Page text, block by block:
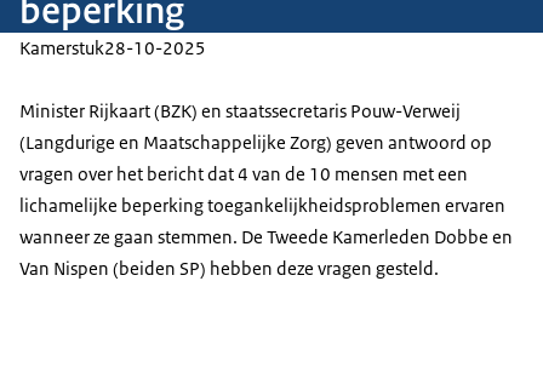
beperking
Kamerstuk28-10-2025
Minister Rijkaart (BZK) en staatssecretaris Pouw-Verweij
(Langdurige en Maatschappelijke Zorg) geven antwoord op
vragen over het bericht dat 4 van de 10 mensen met een
lichamelijke beperking toegankelijkheidsproblemen ervaren
wanneer ze gaan stemmen. De Tweede Kamerleden Dobbe en
Van Nispen (beiden SP) hebben deze vragen gesteld.